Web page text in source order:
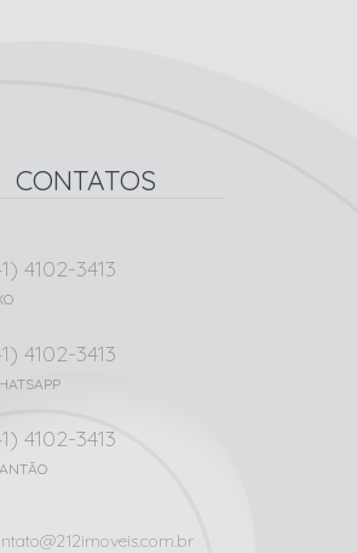
CONTATOS
4102-3413
4102-3413
4102-3413